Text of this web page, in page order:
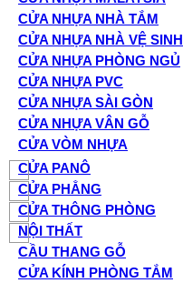
CỬA NHỰA NHÀ TẮM
CỬA NHỰA NHÀ VỆ SINH
CỬA NHỰA PHÒNG NGỦ
CỬA NHỰA PVC
CỬA NHỰA SÀI GÒN
CỬA NHỰA VÂN GỖ
CỬA VÒM NHỰA
CỬA PANÔ
CỬA PHẲNG
CỬA THÔNG PHÒNG
NỘI THẤT
CẦU THANG GỖ
CỬA KÍNH PHÒNG TẮM